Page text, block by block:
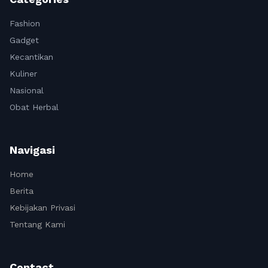
Fashion
Gadget
Kecantikan
Kuliner
Nasional
Obat Herbal
Navigasi
Home
Berita
Kebijakan Privasi
Tentang Kami